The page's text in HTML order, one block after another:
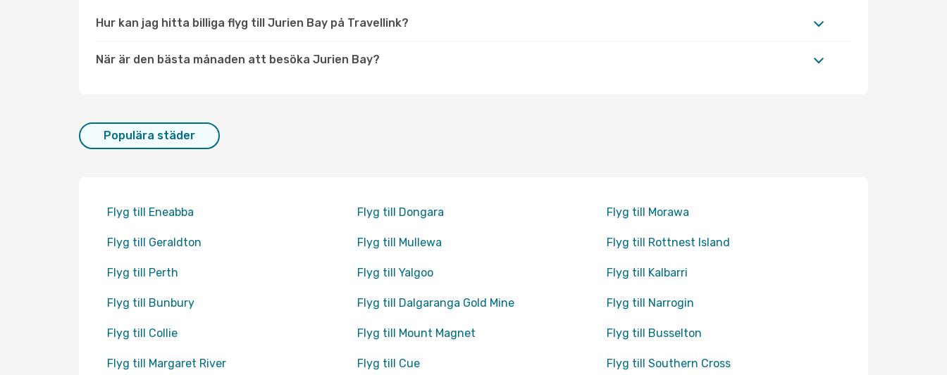
Hur kan jag hitta billiga flyg till Jurien Bay på Travellink?
När är den bästa månaden att besöka Jurien Bay?
Populära städer
Flyg till Eneabba Flyg till Dongara Flyg till Morawa
Flyg till Geraldton Flyg till Mullewa Flyg till Rottnest Island
Flyg till Perth Flyg till Yalgoo Flyg till Kalbarri
Flyg till Bunbury Flyg till Dalgaranga Gold Mine Flyg till Narrogin
Flyg till Collie Flyg till Mount Magnet Flyg till Busselton
Flyg till Margaret River Flyg till Cue Flyg till Southern Cross